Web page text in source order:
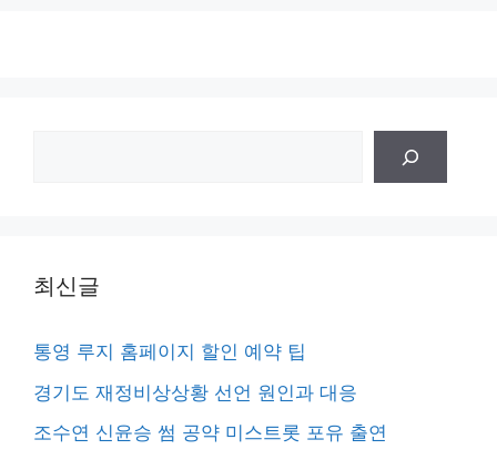
최신글
통영 루지 홈페이지 할인 예약 팁
경기도 재정비상상황 선언 원인과 대응
조수연 신윤승 썸 공약 미스트롯 포유 출연